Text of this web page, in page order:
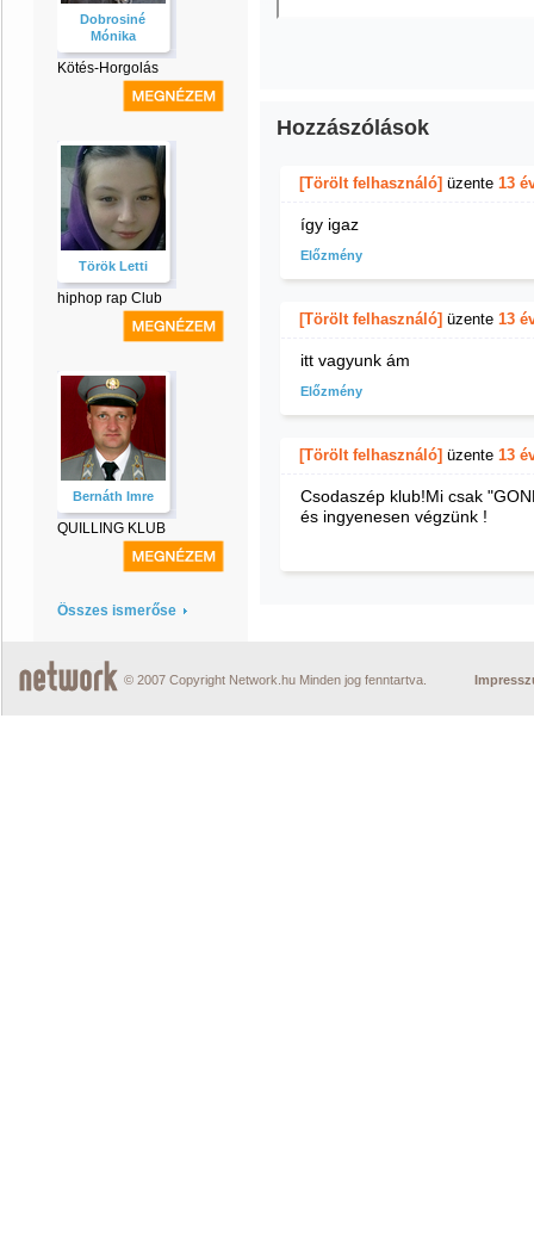
Dobrosiné
Mónika
Kötés-Horgolás
Török Letti
hiphop rap Club
Bernáth Imre
QUILLING KLUB
Összes ismerőse
Hozzászólások
[Törölt felhasználó] üzente 13
így igaz
Előzmény
[Törölt felhasználó] üzente 13
itt vagyunk ám
Előzmény
[Törölt felhasználó] üzente 13
Csodaszép klub!Mi csak
és ingyenesen végzünk !
© 2007 Copyright Network.hu Minden jog fenntartva.